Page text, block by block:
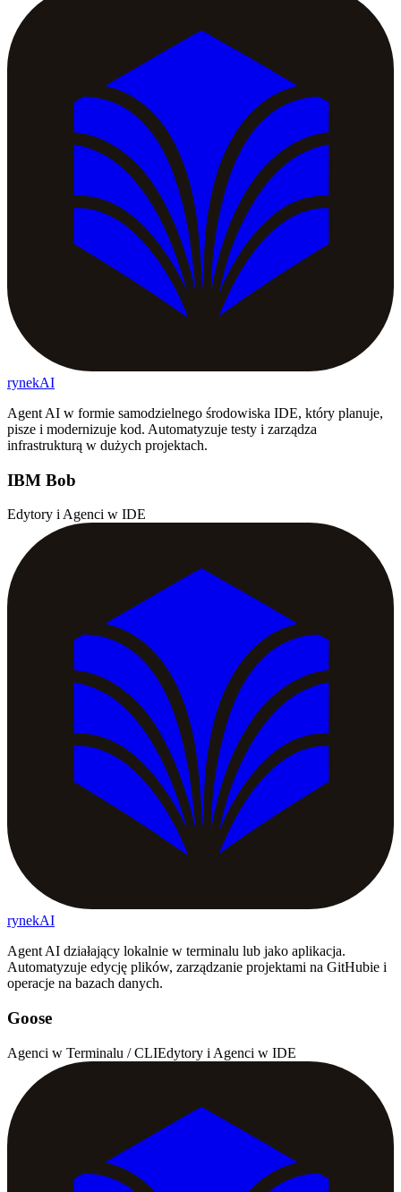
rynekAI
Agent AI w formie samodzielnego środowiska IDE, który planuje,
pisze i modernizuje kod. Automatyzuje testy i zarządza
infrastrukturą w dużych projektach.
IBM Bob
Edytory i Agenci w IDE
rynekAI
Agent AI działający lokalnie w terminalu lub jako aplikacja.
Automatyzuje edycję plików, zarządzanie projektami na GitHubie i
operacje na bazach danych.
Goose
Agenci w Terminalu / CLIEdytory i Agenci w IDE